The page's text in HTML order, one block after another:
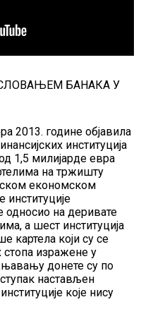
БАНАКА У
2013. године објавила
институција
1,5 милијарде евра
на тржишту
економском
односио на деривате
а шест институција
картела који су се
стопа изражене у
донете су по
настављен
које нису